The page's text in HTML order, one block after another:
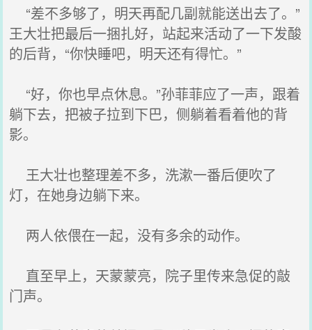
“差不多够了，明天再配几副就能送出去了。”
王大壮把最后一捆扎好，站起来活动了一下发酸
的后背，“你快睡吧，明天还有得忙。”
“好，你也早点休息。”孙菲菲应了一声，跟着
躺下去，把被子拉到下巴，侧躺着看着他的背
影。
王大壮也整理差不多，洗漱一番后便吹了
灯，在她身边躺下来。
两人依偎在一起，没有多余的动作。
直至早上，天蒙蒙亮，院子里传来急促的敲
门声。